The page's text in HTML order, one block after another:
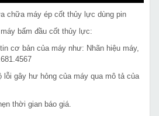
chữa máy ép cốt thủy lực dùng pin
bấm đầu cốt thủy lực:
cơ bản của máy như: Nhãn hiệu máy,
gây hư hỏng của máy qua mô tả của
thời gian báo giá.